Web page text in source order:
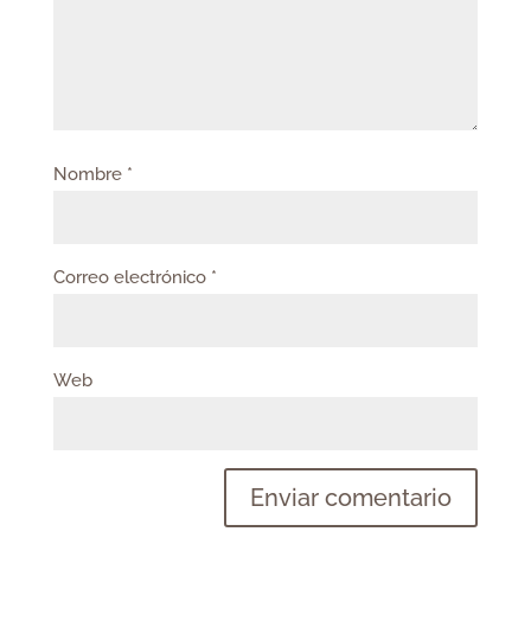
Nombre *
Correo electrónico *
Web